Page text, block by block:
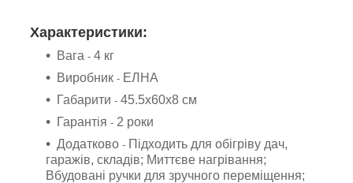
Характеристики:
Вага - 4 кг
Виробник - ЕЛНА
Габарити - 45.5х60х8 см
Гарантія - 2 роки
Додатково - Підходить для обігріву дач,
гаражів, складів; Миттєве нагрівання;
Вбудовані ручки для зручного переміщення;